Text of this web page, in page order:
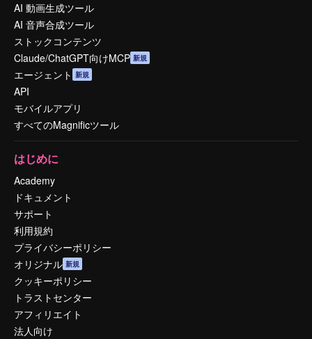
AI 動画生成ツール
AI 音声合成ツール
ストックコンテンツ
Claude/ChatGPT向けMCP 新規
エージェント 新規
API
モバイルアプリ
すべてのMagnificツール
はじめに
Academy
ドキュメント
サポート
利用規約
プライバシーポリシー
オリジナル 新規
クッキーポリシー
トラストセンター
アフィリエイト
法人向け